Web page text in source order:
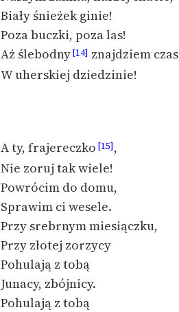
Biały śnieżek ginie!
Poza buczki, poza las!
Aż ślebodny[14] znajdziem czas
W uherskiej dziedzinie!
A ty, frajereczko [15],
Nie zoruj tak wiele!
Powrócim do domu,
Sprawim ci wesele.
Przy srebrnym miesiączku,
Przy złotej zorzycy
Pohulają z tobą
Junacy, zbójnicy.
Pohulają z tobą